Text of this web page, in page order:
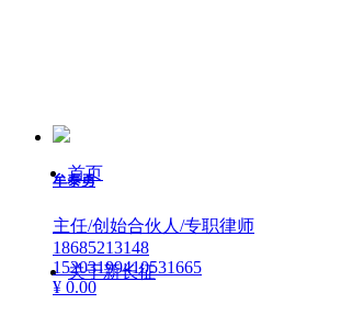
首页
关于新长征
牟泰勇
主任/创始合伙人/专职律师
18685213148
15203199410531665
¥ 0.00